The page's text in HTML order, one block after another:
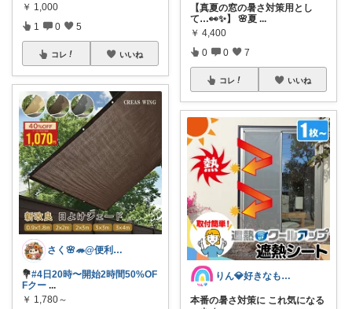
￥ 1,000
1 0 5
コレ いいね
さく🌸🦔@便利でかわいいを探す旅
💐#4日20時〜開始2時間50%OF
Fクー ...
￥ 1,780～
【真夏の窓の暑さ対策用とし
て…👀✨】 🌸夏 ...
￥ 4,400
0 0 7
コレ いいね
りん💎好きなものღ⠜
本番の暑さ対策に これ気になる